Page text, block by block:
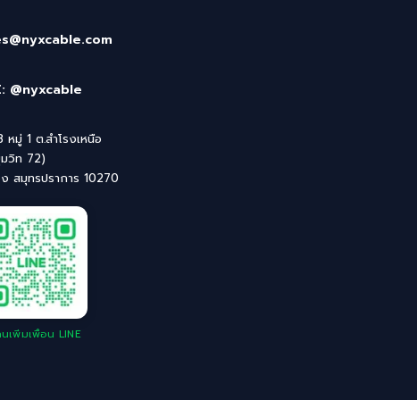
@nyxcable
หมู่ 1 ต.สำโรงเหนือ
วิท 72)
ง สมุทรปราการ 10270
เพิ่มเพื่อน LINE